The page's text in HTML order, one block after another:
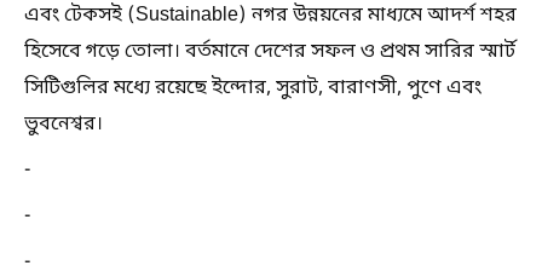
এবং টেকসই (Sustainable) নগর উন্নয়নের মাধ্যমে আদর্শ শহর
হিসেবে গড়ে তোলা। বর্তমানে দেশের সফল ও প্রথম সারির স্মার্ট
সিটিগুলির মধ্যে রয়েছে ইন্দোর, সুরাট, বারাণসী, পুণে এবং
ভুবনেশ্বর।
-
-
-